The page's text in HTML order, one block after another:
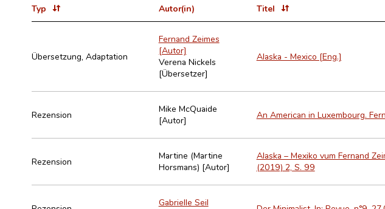
Typ Autor(in) Titel
Übersetzung, Adaptation
Fernand Zeimes
[Autor]
Verena Nickels
[Übersetzer]
Alaska - Mexico [Eng.]
Rezension
Mike McQuaide
[Autor]
An American in Luxembourg.
Rezension
Martine (Martine
Horsmans) [Autor]
Alaska – Mexiko vum Fernand
(2019) 2, S. 99
Gabrielle Seil